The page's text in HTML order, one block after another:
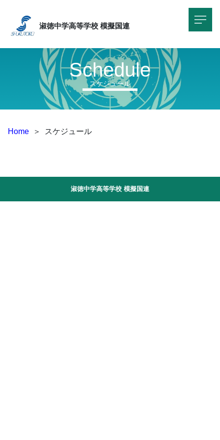
淑徳中学高等学校 模擬国連
スケジュール
Schedule
Home ＞ スケジュール
淑徳中学高等学校 模擬国連